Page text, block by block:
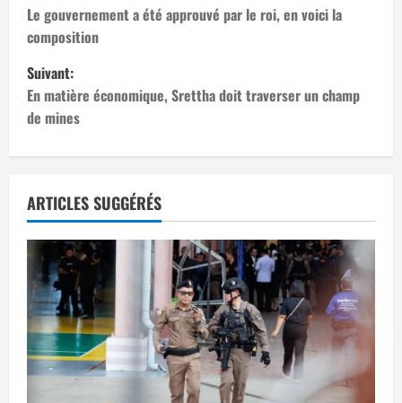
a
v
i
g
t
i
o
n
d
Le gouvernement a été approuvé par le roi, en voici la
composition
Suivant:
En matière économique, Srettha doit traverser un champ
de mines
ARTICLES SUGGÉRÉS